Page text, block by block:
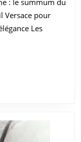
Versace pour
Les